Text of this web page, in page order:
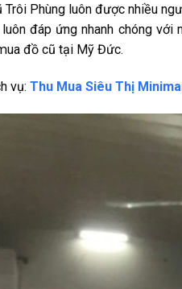
Trôi Phùng luôn được nhiều
đáp ứng nhanh chóng
đồ cũ tại Mỹ Đức.
vụ: Thu Mua Siêu Thị